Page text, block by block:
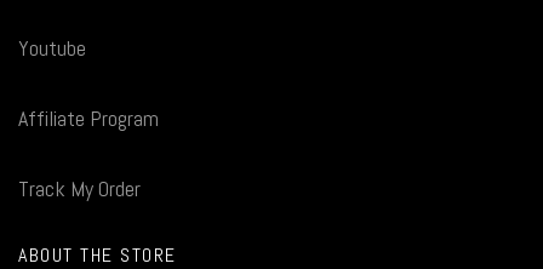
Youtube
Affiliate Program
Track My Order
ABOUT THE STORE